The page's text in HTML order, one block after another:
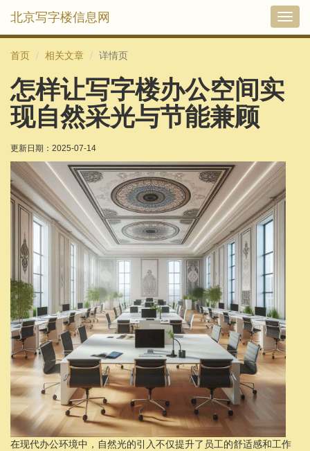
切
北京写字楼信息网
首页 相关文章 详情页
怎样让写字楼办公空间实
现自然采光与节能兼顾
更新日期： 2025-07-14
在现代办公环境中，自然光的引入不仅提升了员工的舒适感和工作